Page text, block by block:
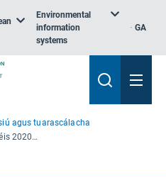
Environmental
information
systems
GA
agus tuarascálacha
An Creat Bithéagsúlachta tar éis 2020: Spriocanna, táscairí agus impleachtaí intomhaisteachta ar an leibhéal domhanda agus ar an leibhéal náisiúnta